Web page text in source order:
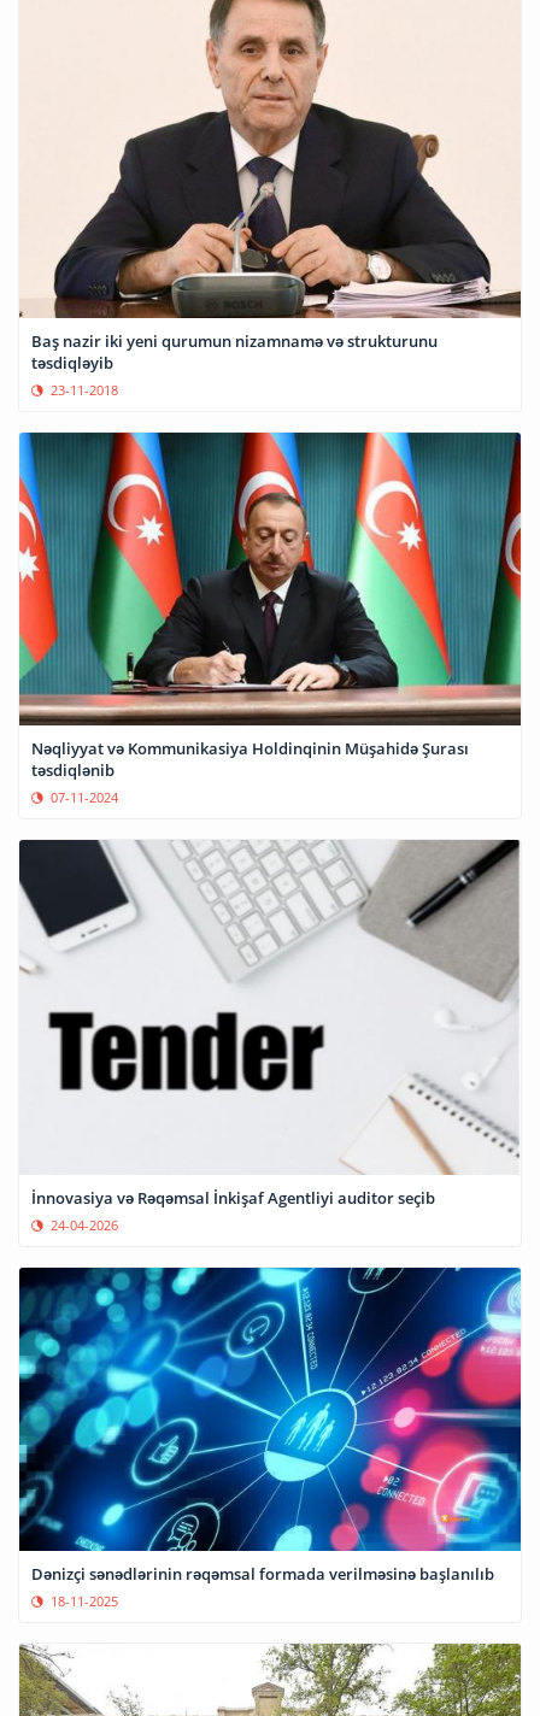
Baş nazir iki yeni qurumun nizamnamə və strukturunu
təsdiqləyib
23-11-2018
Nəqliyyat və Kommunikasiya Holdinqinin Müşahidə Şurası
təsdiqlənib
07-11-2024
İnnovasiya və Rəqəmsal İnkişaf Agentliyi auditor seçib
24-04-2026
Dənizçi sənədlərinin rəqəmsal formada verilməsinə başlanılıb
18-11-2025